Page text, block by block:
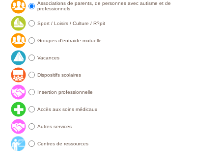
Associations de parents, de personnes avec autisme et de
professionnels
Sport / Loisirs / Culture / R?pit
Groupes d'entraide mutuelle
Vacances
Dispositifs scolaires
Insertion professionnelle
Accès aux soins médicaux
Autres services
Centres de ressources